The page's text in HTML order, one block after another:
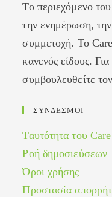
Το περιεχόμενο
την ενημέρωση, την
συμμετοχή. Το
κανενός είδους.
συμβουλευθείτε
ΣΥΝΔΕΣΜΟΙ
Ταυτότητα του Care
Ροή δημοσιεύσεων
Όροι χρήσης
Προστασία